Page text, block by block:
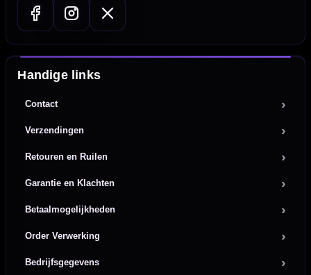
Handige links
Contact
Verzendingen
Retouren en Ruilen
Garantie en Klachten
Betaalmogelijkheden
Order Verwerking
Bedrijfsgegevens